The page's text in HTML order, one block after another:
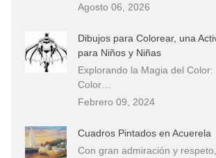
Agosto 06, 2026
Dibujos para Colorear, una
para Niños y Niñas
Explorando la Magia del Color:
Color…
Febrero 09, 2024
Cuadros Pintados en Acuerela
Con gran admiración y